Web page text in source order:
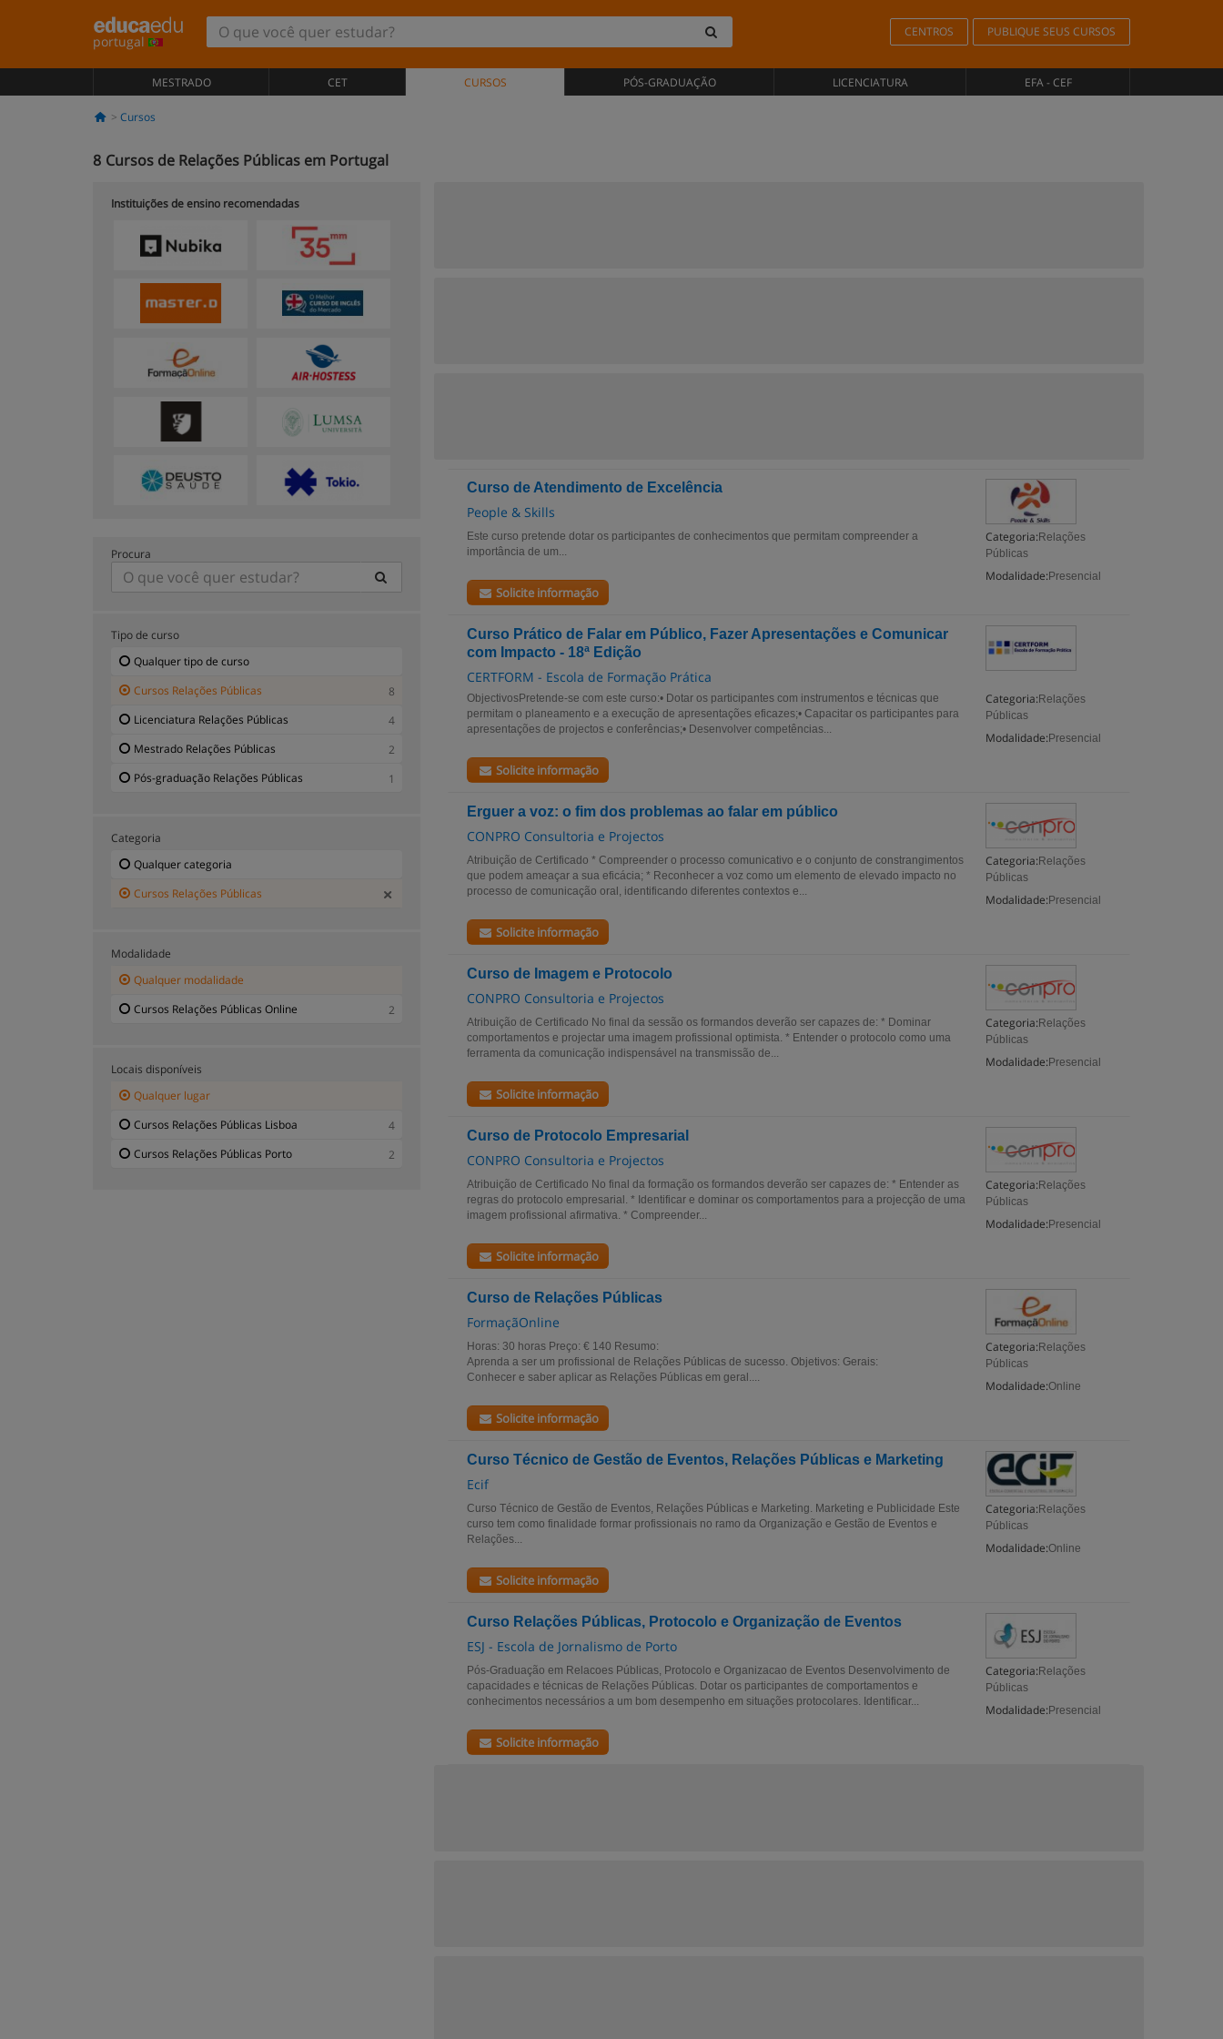
portugal
CENTROS PUBLIQUE SEUS CURSOS
MESTRADO CET CURSOS PÓS-GRADUAÇÃO LICENCIATURA EFA - CEF
Cursos
8 Cursos de Relações Públicas em Portugal
Curso de Atendimento de Excelência
People & Skills
Categoria: Relações
Públicas
Modalidade: Presencial
Este curso pretende dotar os participantes de conhecimentos que permitam compreender a
importância de um...
Solicite informação
Curso Prático de Falar em Público, Fazer Apresentações e Comunicar
com Impacto - 18ª Edição
CERTFORM - Escola de Formação Prática
Categoria: Relações
Públicas
Modalidade: Presencial
ObjectivosPretende-se com este curso:• Dotar os participantes com instrumentos e técnicas que
permitam o planeamento e a execução de apresentações eficazes;• Capacitar os participantes para
apresentações de projectos e conferências;• Desenvolver competências...
Solicite informação
Erguer a voz: o fim dos problemas ao falar em público
CONPRO Consultoria e Projectos
Categoria: Relações
Públicas
Modalidade: Presencial
Atribuição de Certificado * Compreender o processo comunicativo e o conjunto de constrangimentos
que podem ameaçar a sua eficácia; * Reconhecer a voz como um elemento de elevado impacto no
processo de comunicação oral, identificando diferentes contextos e...
Solicite informação
Curso de Imagem e Protocolo
CONPRO Consultoria e Projectos
Categoria: Relações
Públicas
Modalidade: Presencial
Atribuição de Certificado No final da sessão os formandos deverão ser capazes de: * Dominar
comportamentos e projectar uma imagem profissional optimista. * Entender o protocolo como uma
ferramenta da comunicação indispensável na transmissão de...
Solicite informação
Curso de Protocolo Empresarial
CONPRO Consultoria e Projectos
Categoria: Relações
Públicas
Modalidade: Presencial
Atribuição de Certificado No final da formação os formandos deverão ser capazes de: * Entender as
regras do protocolo empresarial. * Identificar e dominar os comportamentos para a projecção de uma
imagem profissional afirmativa. * Compreender...
Solicite informação
Curso de Relações Públicas
FormaçãOnline
Categoria: Relações
Públicas
Modalidade:Online
Horas: 30 horas Preço: € 140 Resumo:
Aprenda a ser um profissional de Relações Públicas de sucesso. Objetivos: Gerais:
Conhecer e saber aplicar as Relações Públicas em geral....
Solicite informação
Curso Técnico de Gestão de Eventos, Relações Públicas e Marketing
Ecif
Categoria: Relações
Públicas
Modalidade:Online
Curso Técnico de Gestão de Eventos, Relações Públicas e Marketing. Marketing e Publicidade Este
curso tem como finalidade formar profissionais no ramo da Organização e Gestão de Eventos e
Relações...
Solicite informação
Curso Relações Públicas, Protocolo e Organização de Eventos
ESJ - Escola de Jornalismo de Porto
Categoria: Relações
Públicas
Modalidade: Presencial
Pós-Graduação em Relacoes Públicas, Protocolo e Organizacao de Eventos Desenvolvimento de
capacidades e técnicas de Relações Públicas. Dotar os participantes de comportamentos e
conhecimentos necessários a um bom desempenho em situações protocolares. Identificar...
Solicite informação
Instituições de ensino recomendadas
Procura
Tipo de curso
Qualquer tipo de curso
Cursos Relações Públicas
8
Licenciatura Relações Públicas
4
Mestrado Relações Públicas
2
Pós-graduação Relações Públicas
1
Categoria
Qualquer categoria
Cursos Relações Públicas
Modalidade
Qualquer modalidade
Cursos Relações Públicas Online
2
Locais disponíveis
Qualquer lugar
Cursos Relações Públicas Lisboa
4
Cursos Relações Públicas Porto
2